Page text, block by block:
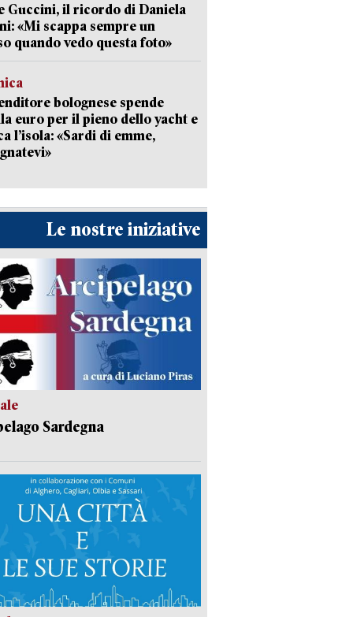
Guccini, il ricordo di Daniela
«Mi scappa sempre un
quando vedo questa foto»
bolognese spende
euro per il pieno dello yacht e
l’isola: «Sardi di emme,
Le nostre iniziative
Sardegna